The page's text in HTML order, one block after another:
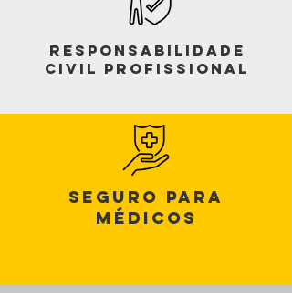
Responsabilidade
Civil Profissional
Seguro para
Médicos